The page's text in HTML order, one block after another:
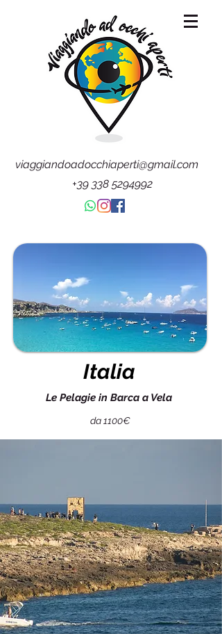
viaggiandoadocchiaperti@gmail.com
+39 338 5294992
Italia
Le Pelagie in Barca a Vela
da 1100€